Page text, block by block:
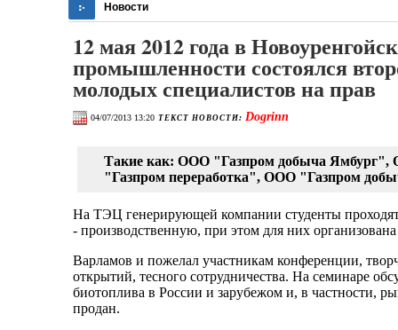
Новости
12 мая 2012 года в
промышленности состоялся
молодых специалистов на прав
04/07/2013 13:20 ТЕКСТ НОВОСТИ: Dogrinn
Такие как: ООО "Газпром добыча
"Газпром переработка", ООО "Газпром
На ТЭЦ генерирующей компании студенты
- производственную, при этом для них организована
Варламов и пожелал участникам конференции,
открытий, тесного сотрудничества. На семинаре
биотоплива в России и зарубежом и, в частности,
продан.